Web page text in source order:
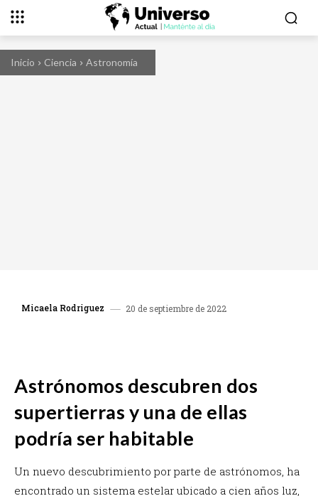
Inicio Ciencia Astronomía
Micaela Rodriguez 20 de septiembre de 2022
Astrónomos descubren dos
supertierras y una de ellas
podría ser habitable
Un nuevo descubrimiento por parte de astrónomos, ha
encontrado un sistema estelar ubicado a cien años luz,